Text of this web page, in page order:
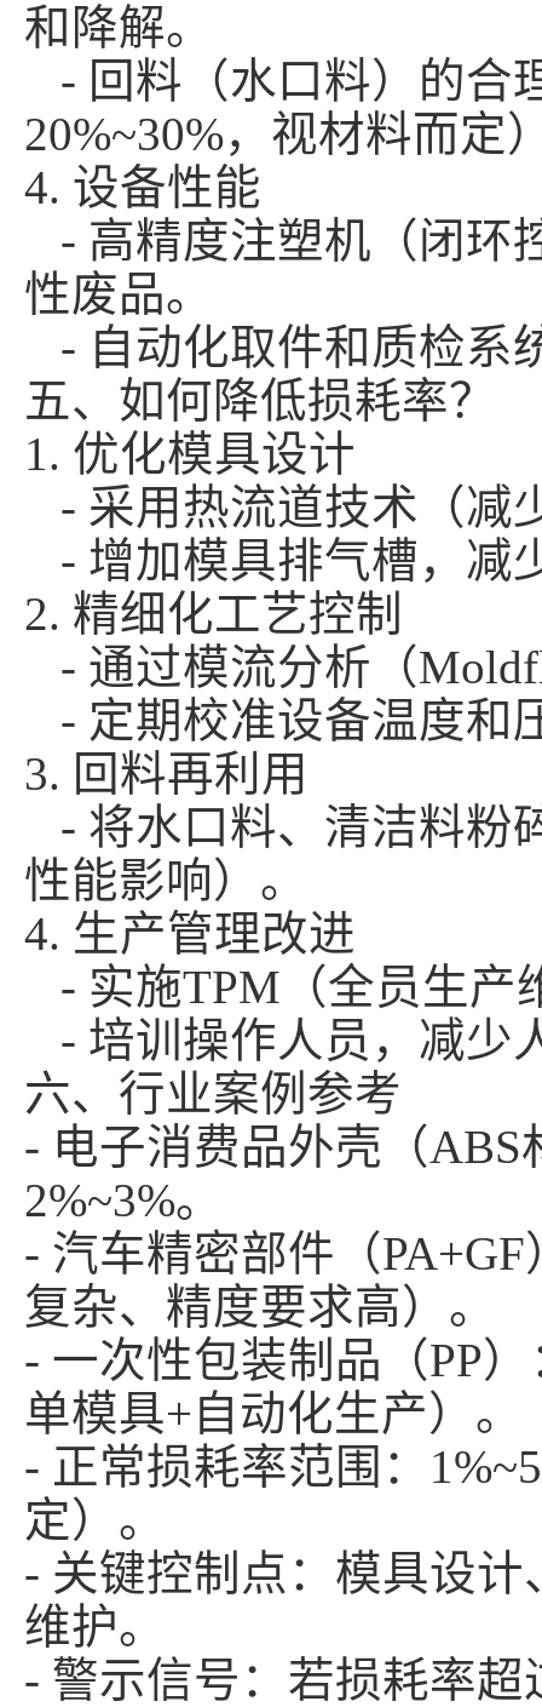
和降解。
- 回料（水口料）的合
20%~30%，视材料而定
4. 设备性能
- 高精度注塑机（闭环
性废品。
- 自动化取件和质检系
五、如何降低损耗率？
1. 优化模具设计
- 采用热流道技术（减
- 增加模具排气槽，减
2. 精细化工艺控制
- 通过模流分析（
- 定期校准设备温度和
3. 回料再利用
- 将水口料、清洁料粉
性能影响）。
4. 生产管理改进
- 实施TPM（全员生
- 培训操作人员，减少
六、行业案例参考
- 电子消费品外壳（
2%~3%。
- 汽车精密部件（
复杂、精度要求高）。
- 一次性包装制品（PP
单模具+自动化生产）
- 正常损耗率范围：
定）。
- 关键控制点：模具设
维护。
- 警示信号：若损耗率